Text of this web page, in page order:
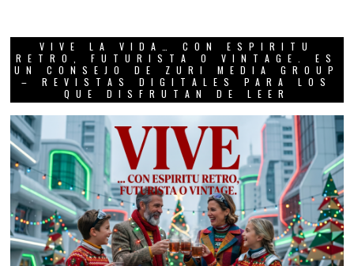
VIVE LA VIDA… CON ESPIRITU
RETRO, FUTURISTA O VINTAGE. ES
UN CONSEJO DE ZURI MEDIA GROUP
– REVISTAS DIGITALES PARA LOS
QUE DISFRUTAN DE LEER